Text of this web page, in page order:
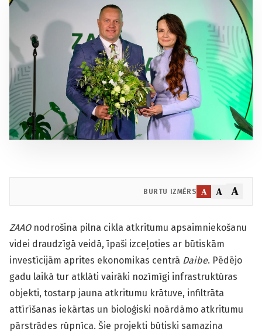
BURTU IZMĒRS A A A
ZAAOnodrošina pilna cikla atkritumu apsaimniekošanu
videi draudzīgā veidā, īpaši izceļoties ar būtiskām
investīcijām aprites ekonomikas centrā Daibe. Pēdējo
gadu laikā tur atklāti vairāki nozīmīgi infrastruktūras
objekti, tostarp jauna atkritumu krātuve, infiltrāta
attīrīšanas iekārtas un bioloģiski noārdāmo atkritumu
pārstrādes rūpnīca. Šie projekti būtiski samazina